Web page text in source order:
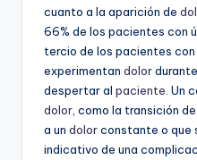
cuanto a la aparición de
66% de los pacientes con
tercio de los pacientes
experimentan dolor
despertar al paciente . Un
dolor , como la transición
a un dolorconstante o que
indicativo de una